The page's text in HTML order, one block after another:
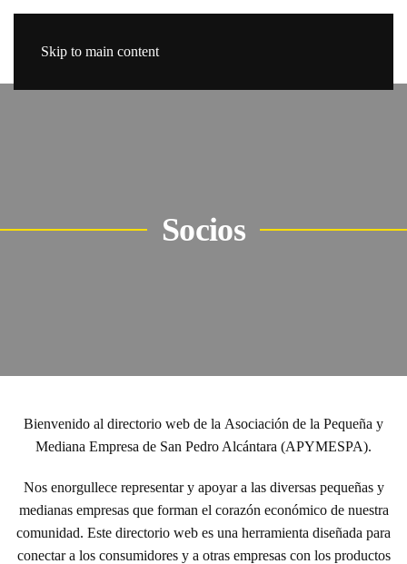
Skip to main content
Socios
Bienvenido al directorio web de la Asociación de la Pequeña y
Mediana Empresa de San Pedro Alcántara (APYMESPA).
Nos enorgullece representar y apoyar a las diversas pequeñas y
medianas empresas que forman el corazón económico de nuestra
comunidad. Este directorio web es una herramienta diseñada para
conectar a los consumidores y a otras empresas con los productos